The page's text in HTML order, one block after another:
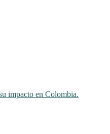
impacto en Colombia.